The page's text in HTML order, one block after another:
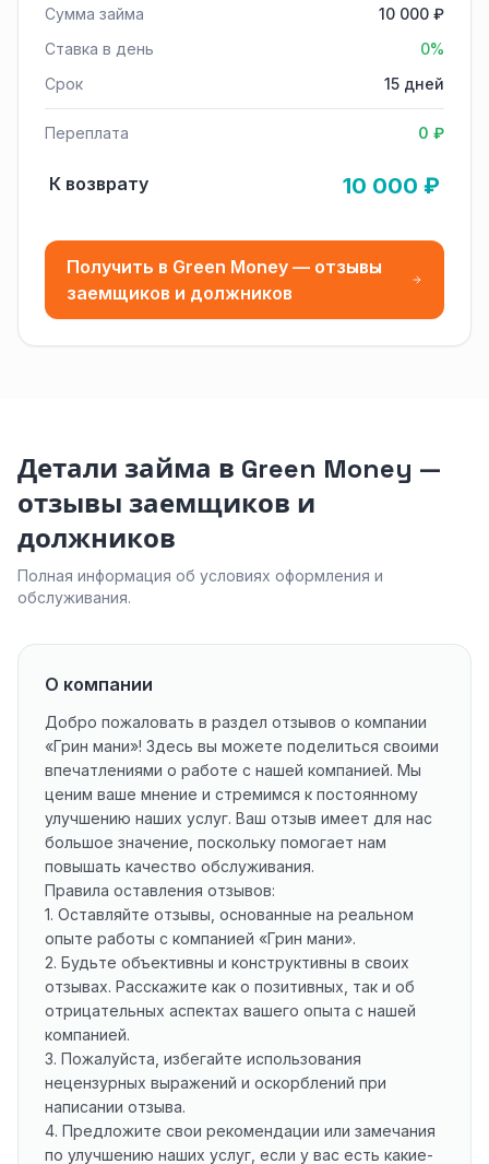
Сумма займа
10 000 ₽
Ставка в день
0%
Срок
15 дней
Переплата 0 ₽
К возврату 10 000 ₽
Получить в Green Money — отзывы
заемщиков и должников
Детали займа в Green Money —
отзывы заемщиков и
должников
Полная информация об условиях оформления и
обслуживания.
О компании
Добро пожаловать в раздел отзывов о компании
«Грин мани»! Здесь вы можете поделиться своими
впечатлениями о работе с нашей компанией. Мы
ценим ваше мнение и стремимся к постоянному
улучшению наших услуг. Ваш отзыв имеет для нас
большое значение, поскольку помогает нам
повышать качество обслуживания.
Правила оставления отзывов:
1. Оставляйте отзывы, основанные на реальном
опыте работы с компанией «Грин мани».
2. Будьте объективны и конструктивны в своих
отзывах. Расскажите как о позитивных, так и об
отрицательных аспектах вашего опыта с нашей
компанией.
3. Пожалуйста, избегайте использования
нецензурных выражений и оскорблений при
написании отзыва.
4. Предложите свои рекомендации или замечания
по улучшению наших услуг, если у вас есть какие-